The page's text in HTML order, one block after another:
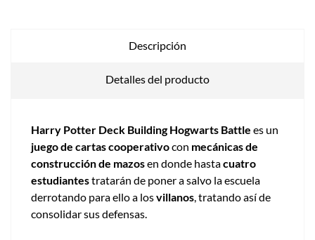
Descripción
Detalles del producto
Harry Potter Deck Building Hogwarts Battle es un
juego de cartas cooperativocon mecánicas de
construcción de mazosen donde hastacuatro
estudiantestratarán de poner a salvo la escuela
derrotando para ello a losvillanos, tratando así de
consolidar sus defensas.